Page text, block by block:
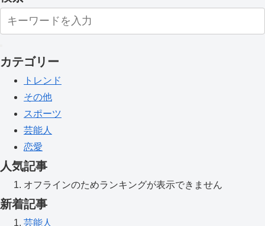
カテゴリー
トレンド
その他
スポーツ
芸能人
恋愛
人気記事
オフラインのためランキングが表示できません
新着記事
芸能人